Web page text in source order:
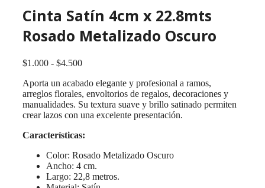
Cinta Satín 4cm x 22.8mts
Rosado Metalizado Oscuro
$1.000 - $4.500Rango
precios:
desde
$1.000
hasta
Aporta un acabado elegante y profesional a ramos,
arreglos florales, envoltorios de regalos, decoraciones y
manualidades. Su textura suave y brillo satinado permiten
crear lazos con una excelente presentación.
Características:
Color: Rosado Metalizado Oscuro
Ancho: 4 cm.
Largo: 22,8 metros.